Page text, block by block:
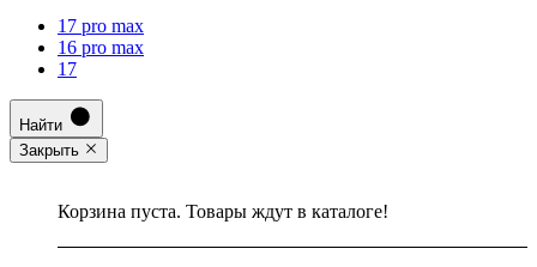
17 pro max
16 pro max
17
Найти
Закрыть
Корзина пуста. Товары ждут в каталоге!